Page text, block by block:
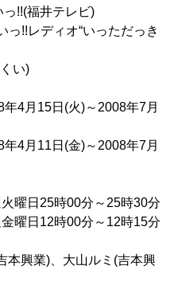
!!(福井テレビ)
ィオ“いっただっき
)
15日(火)～2008年7月
(金)～2008年7月
日25時00分～25時30分
時00分～12時15分
業)、大山ルミ(吉本興